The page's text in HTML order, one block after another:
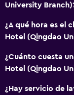
University
¿A qué hora es el
Hotel (Qingdao
¿Cuánto cuesta
Hotel (Qingdao
¿Hay servicio de